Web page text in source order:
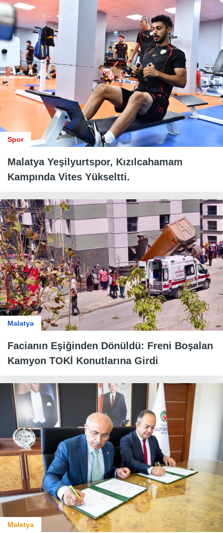
Spor
Malatya Yeşilyurtspor, Kızılcahamam
Kampında Vites Yükseltti.
Malatya
Facianın Eşiğinden Dönüldü: Freni Boşalan
Kamyon TOKİ Konutlarına Girdi
Malatya